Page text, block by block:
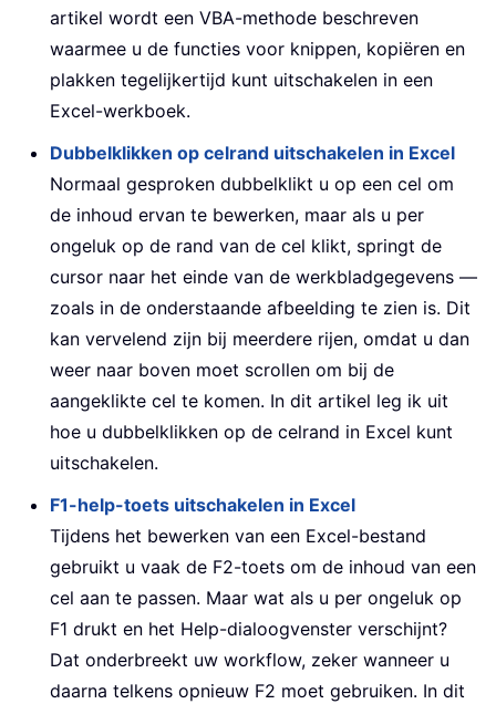
artikel wordt een VBA-methode beschreven
waarmee u de functies voor knippen, kopiëren en
plakken tegelijkertijd kunt uitschakelen in een
Excel-werkboek.
Dubbelklikken op celrand uitschakelen in Excel
Normaal gesproken dubbelklikt u op een cel om
de inhoud ervan te bewerken, maar als u per
ongeluk op de rand van de cel klikt, springt de
cursor naar het einde van de werkbladgegevens —
zoals in de onderstaande afbeelding te zien is. Dit
kan vervelend zijn bij meerdere rijen, omdat u dan
weer naar boven moet scrollen om bij de
aangeklikte cel te komen. In dit artikel leg ik uit
hoe u dubbelklikken op de celrand in Excel kunt
uitschakelen.
F1-help-toets uitschakelen in Excel
Tijdens het bewerken van een Excel-bestand
gebruikt u vaak de F2-toets om de inhoud van een
cel aan te passen. Maar wat als u per ongeluk op
F1 drukt en het Help-dialoogvenster verschijnt?
Dat onderbreekt uw workflow, zeker wanneer u
daarna telkens opnieuw F2 moet gebruiken. In dit